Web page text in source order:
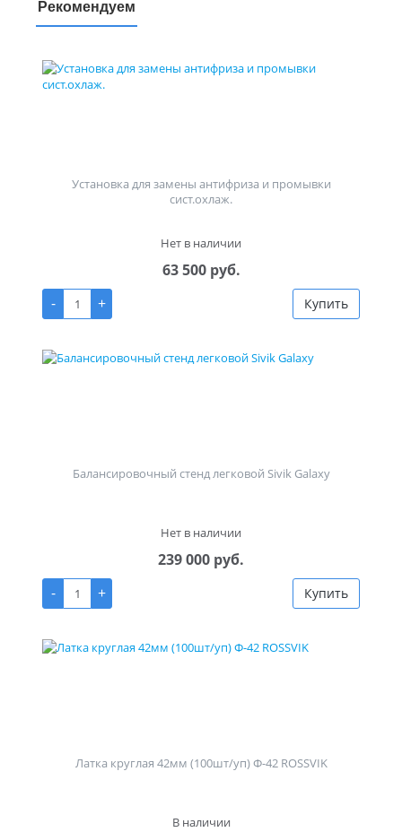
Рекомендуем
Установка для замены антифриза и промывки
сист.охлаж.
Нет в наличии
63 500 руб.
-
+ Купить
Балансировочный стенд легковой Sivik Galaxy
Нет в наличии
239 000 руб.
-
+ Купить
Латка круглая 42мм (100шт/уп) Ф-42 ROSSVIK
В наличии